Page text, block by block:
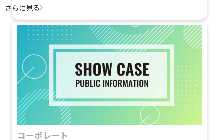
さらに見る
コーポレート